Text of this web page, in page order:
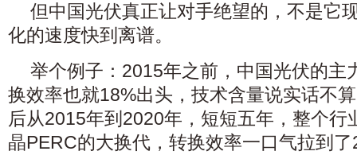
但中国光伏真正让对手绝望的，不是它
化的速度快到离谱。
举个例子：2015年之前，中国光伏的主
换效率也就18%出头，技术含量说实话不
后从2015年到2020年，短短五年，整个行
晶PERC的大换代，转换效率一口气拉到